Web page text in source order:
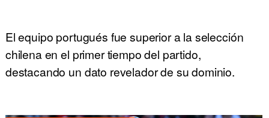
El equipo portugués fue superior a la selección
chilena en el primer tiempo del partido,
destacando un dato revelador de su dominio.